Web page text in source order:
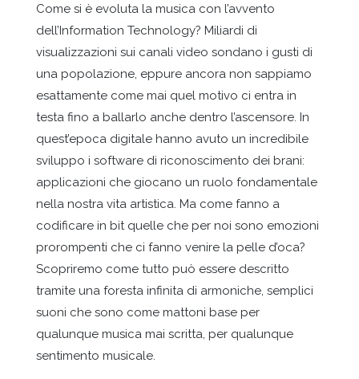
Come si è evoluta la musica con l’avvento
dell’Information Technology? Miliardi di
visualizzazioni sui canali video sondano i gusti di
una popolazione, eppure ancora non sappiamo
esattamente come mai quel motivo ci entra in
testa fino a ballarlo anche dentro l’ascensore. In
quest’epoca digitale hanno avuto un incredibile
sviluppo i software di riconoscimento dei brani:
applicazioni che giocano un ruolo fondamentale
nella nostra vita artistica. Ma come fanno a
codificare in bit quelle che per noi sono emozioni
prorompenti che ci fanno venire la pelle d’oca?
Scopriremo come tutto può essere descritto
tramite una foresta infinita di armoniche, semplici
suoni che sono come mattoni base per
qualunque musica mai scritta, per qualunque
sentimento musicale.